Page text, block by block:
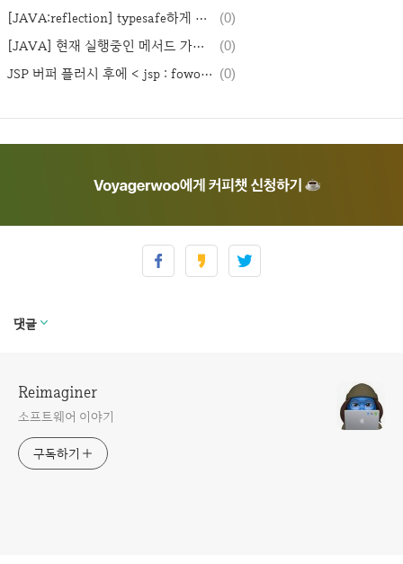
[JAVA:reflection] typesafe하게 특정 메서드 객체 가져오기 (0)
[JAVA] 현재 실행중인 메서드 가져오는 방법 (0)
JSP 버퍼 플러시 후에 < jsp : foword > 한다면? (0)
댓글
Reimaginer
소프트웨어 이야기
구독하기